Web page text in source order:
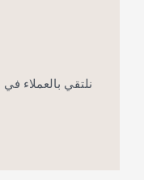
نلتقي بالعملاء في